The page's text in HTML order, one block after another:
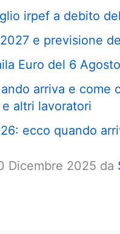
irpef a debito
e previsione
Euro del 6
arriva e come
altri lavoratori
ecco quando
Dicembre 2025 da